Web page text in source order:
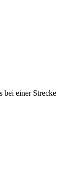
bei einer Strecke